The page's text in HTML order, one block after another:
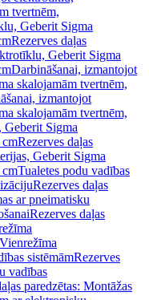
tvertnēm,
Geberit Sigma
Rezerves daļas
Geberit Sigma
Darbināšanai, izmantojot
skalojamām tvertnēm,
izmantojot
skalojamām tvertnēm,
Geberit Sigma
cmRezerves daļas
Geberit Sigma
cmTualetes podu vadības
Rezerves daļas
ar pneimatisku
Rezerves daļas
sistēmāmRezerves
vadības
paredzētas: Montāžas